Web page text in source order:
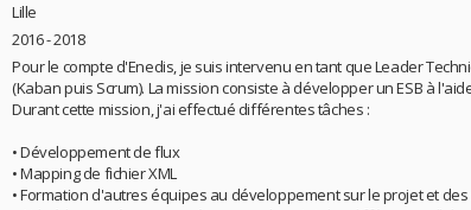
Lille
2016 - 2018
Pour le compte d'Enedis, je suis intervenu en tant que Leader
(Kaban puis Scrum). La mission consiste à développer un ESB à
Durant cette mission, j'ai effectué différentes tâches :
• Développement de flux
• Mapping de fichier XML
• Formation d'autres équipes au développement sur le projet et